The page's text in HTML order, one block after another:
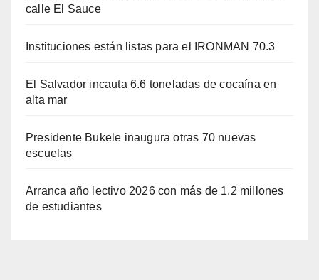
calle El Sauce
Instituciones están listas para el IRONMAN 70.3
El Salvador incauta 6.6 toneladas de cocaína en
alta mar
Presidente Bukele inaugura otras 70 nuevas
escuelas
Arranca año lectivo 2026 con más de 1.2 millones
de estudiantes